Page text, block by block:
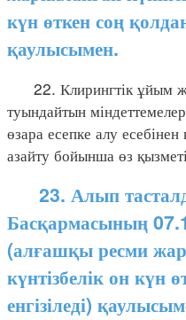
күн өткен соң
қаулысымен.
22. Клирингтік ұйым
туындайтын
өзара есепке алу
азайту бойынша өз
23. Алып
Басқармасының
(алғашқы ресми
күнтізбелік он күн
енгізіледі)